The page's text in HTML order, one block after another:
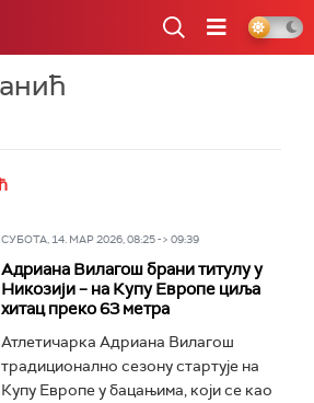
СУБОТА, 14. МАР 2026, 08:25 -> 09:39
Адриана Вилагош брани титулу у
Никозији – на Купу Европе циља
хитац преко 63 метра
Атлетичарка Адриана Вилагош
традиционално сезону стартује на
Купу Европе у бацањима, који се као